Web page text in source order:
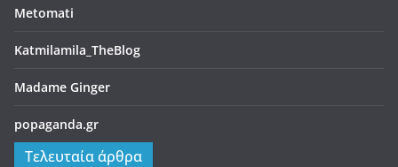
Metomati
Katmilamila_TheBlog
Madame Ginger
popaganda.gr
Τελευταία άρθρα